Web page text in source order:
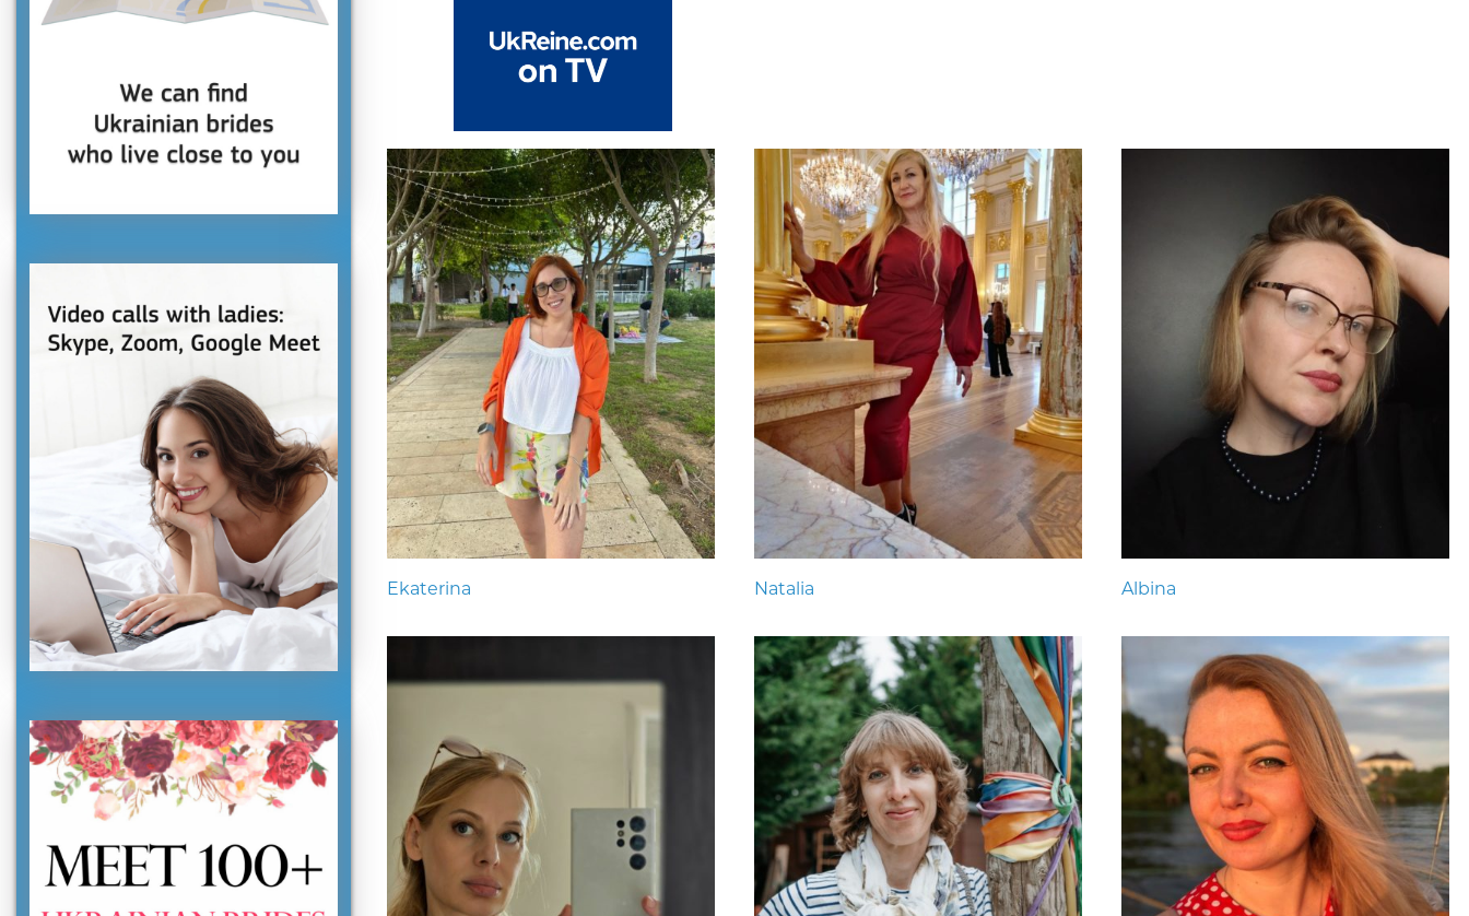
Ekaterina Natalia Albina